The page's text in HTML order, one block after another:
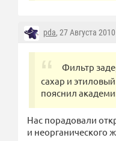
pda, 27 Августа 2010
Фильтр
сахар и
пояснил
Нас порадовали
и неорганического